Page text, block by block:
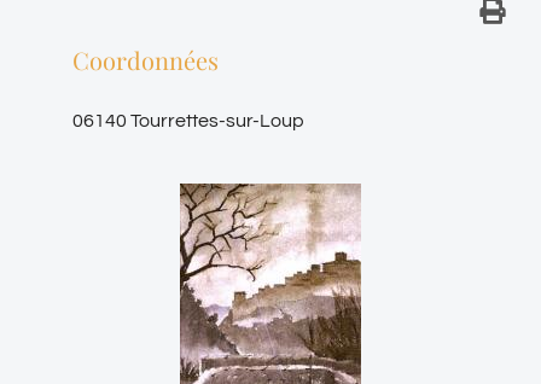
Coordonnées
06140 Tourrettes-sur-Loup